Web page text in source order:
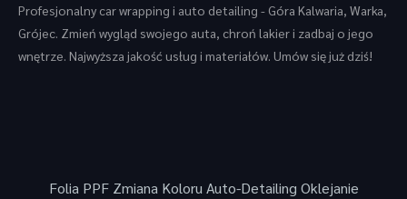
Profesjonalny car wrapping i auto detailing - Góra Kalwaria, Warka,
Grójec. Zmień wygląd swojego auta, chroń lakier i zadbaj o jego
wnętrze. Najwyższa jakość usług i materiałów. Umów się już dziś!
Folia PPF Zmiana Koloru Auto-Detailing Oklejanie